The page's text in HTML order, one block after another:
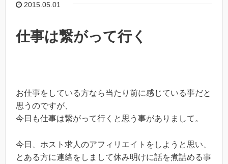
2015.05.01
仕事は繋がって行く
お仕事をしている方なら当たり前に感じている事だと
思うのですが、
今日も仕事は繋がって行くと思う事がありまして。
今日、ホスト求人のアフィリエイトをしようと思い、
とある方に連絡をしまして休み明けに話を煮詰める事